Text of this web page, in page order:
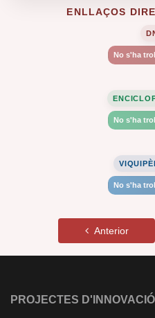
ENLLAÇOS
No s'ha
No s'ha
No s'ha
Anterior
PROJECTES